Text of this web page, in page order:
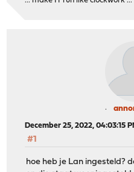
December 25, 2022, 04:03:15
#1
hoe heb je Lan ingesteld?